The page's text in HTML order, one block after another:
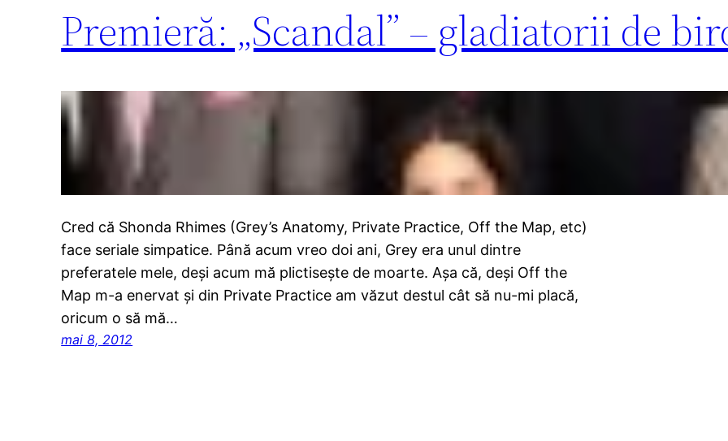
Premieră: „Scandal” – gladiatorii de
Cred că Shonda Rhimes (Grey’s Anatomy, Private Practice, Off the Map, etc)
face seriale simpatice. Până acum vreo doi ani, Grey era unul dintre
preferatele mele, deşi acum mă plictiseşte de moarte. Aşa că, deşi Off the
Map m-a enervat şi din Private Practice am văzut destul cât să nu-mi placă,
oricum o să mă…
mai 8, 2012